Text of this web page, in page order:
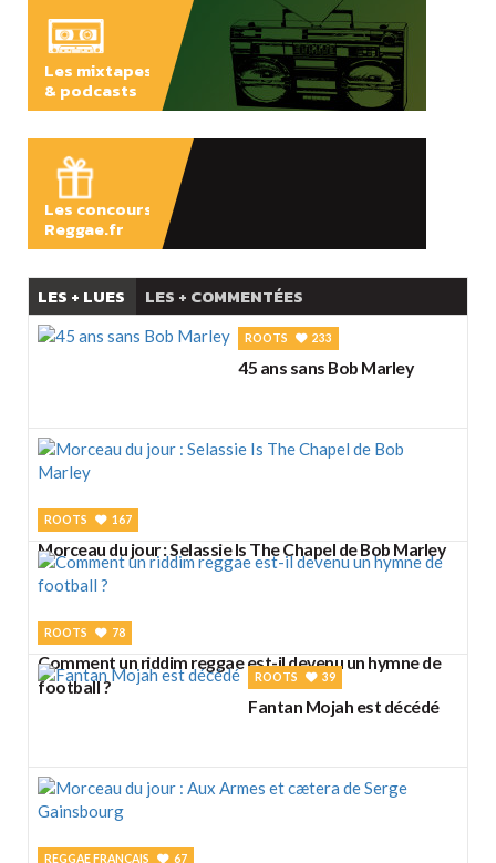
Les mixtapes
& podcasts
Les concours
Reggae.fr
LES + LUES LES + COMMENTÉES
ROOTS 233
45 ans sans Bob Marley
ROOTS 167
Morceau du jour : Selassie Is The Chapel de Bob Marley
ROOTS 78
Comment un riddim reggae est-il devenu un hymne de
football ?
ROOTS 39
Fantan Mojah est décédé
REGGAE FRANÇAIS 67